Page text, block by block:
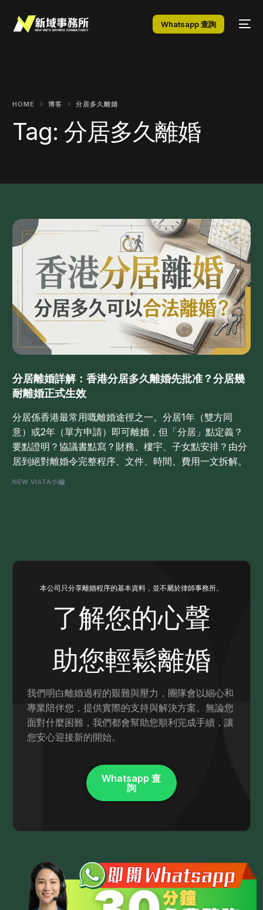
Whatsapp 查詢
HOME 博客 分居多久離婚
Tag: 分居多久離婚
分居離婚詳解：香港分居多久離婚先批准？分居幾
耐離婚正式生效
分居係香港最常用嘅離婚途徑之一。分居1年（雙方同
意）或2年（單方申請）即可離婚，但「分居」點定義？
要點證明？協議書點寫？財務、樓宇、子女點安排？由分
居到絕對離婚令完整程序、文件、時間、費用一文拆解。
NEW VISTA小編
本公司只分享離婚程序的基本資料，並不屬於律師事務所。
了解您的心聲
助您輕鬆離婚
我們明白離婚過程的艱難與壓力，團隊會以細心和
專業陪伴您，提供實際的支持與解決方案。無論您
面對什麼困難，我們都會幫助您順利完成手續，讓
您安心迎接新的開始。
Whatsapp 查
詢